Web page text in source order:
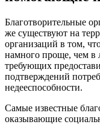
Благотворительные
же существуют на
организаций в том,
намного проще, чем в
требующих
подтверждений
недееспособности.
Самые известные
оказывающие